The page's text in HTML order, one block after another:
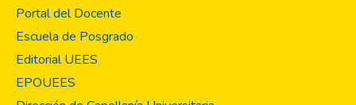
Portal del Docente
Escuela de Posgrado
Editorial UEES
EPOUEES